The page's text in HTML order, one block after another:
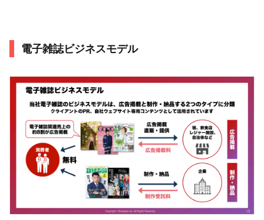
電子雑誌ビジネスモデル